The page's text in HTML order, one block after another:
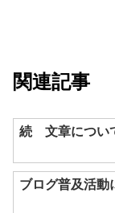
関連記事
続 文章につい
ブログ普及活動